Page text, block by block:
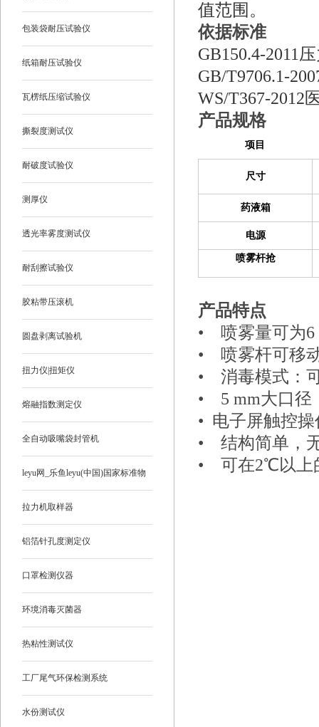
包装袋耐压试验仪
纸箱耐压试验仪
瓦楞纸压缩试验仪
撕裂度测试仪
耐破度试验仪
测厚仪
透光率雾度测试仪
耐刮擦试验仪
胶粘带压滚机
圆盘剥离试验机
扭力仪|扭矩仪
熔融指数测定仪
全自动吸嘴袋封管机
leyu网_乐鱼leyu(中国)国家标准物
质
拉力机取样器
铝箔针孔度测定仪
口罩检测仪器
环境消毒灭菌器
热粘性测试仪
工厂尾气环保检测系统
水份测试仪
值范围。
依据标准
GB150.4-2011
GB/T9706.1-
WS/T367-2012
产品规格
项目
尺寸
药液箱
电源
喷雾杆抢
产品特点
•
喷雾量可为
•
喷雾杆可移
•
消毒模式：
• 5 mm大口径
• 电子屏触控
•
结构简单，
•
可在2℃以上